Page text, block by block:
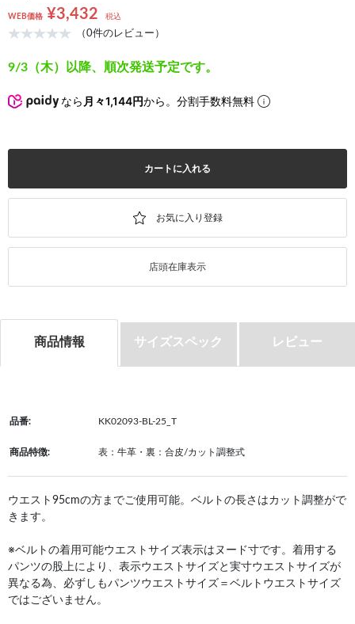
WEB価格 ¥3,432 税込
（0件のレビュー）
9/3（木）以降、順次発送予定です。
なら 月々1,144円から。分割手数料無料
カートに入れる
店頭在庫表示
商品情報 サイズスペック レビュー
品番: KK02093-BL-25_T
商品特徴: 表：牛革・裏：合皮/カット調整式
ウエスト95cmの方までご使用可能。ベルトの長さはカット調整がで
きます。
※ベルトの着用可能ウエストサイズ表示はヌード寸です。着用する
パンツの股上により、表示ウエストサイズと実寸ウエストサイズが
異なる為、必ずしもパンツウエストサイズ＝ベルトウエストサイズ
ではございません。